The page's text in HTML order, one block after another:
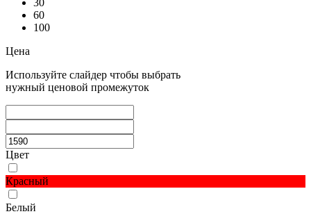
60
100
Цена
Используйте слайдер чтобы выбрать
нужный ценовой промежуток
Цвет
Красный
Белый